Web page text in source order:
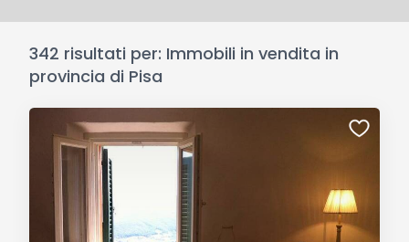
342 risultati per: Immobili in vendita in
provincia di Pisa